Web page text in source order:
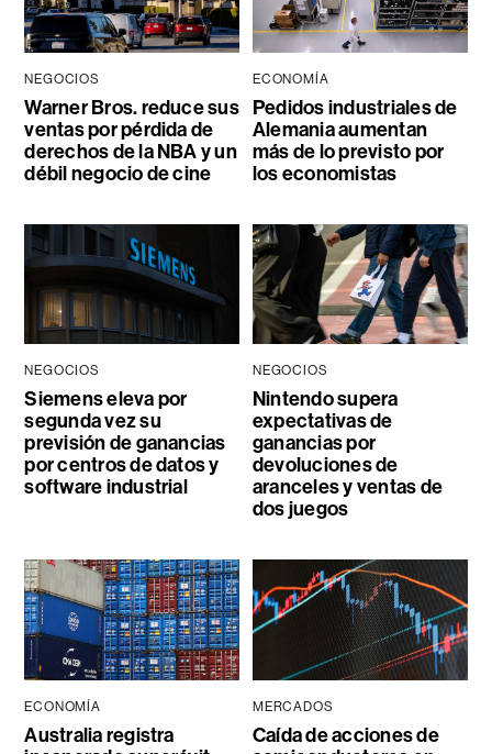
NEGOCIOS
Warner Bros. reduce sus
ventas por pérdida de
derechos de la NBA y un
débil negocio de cine
ECONOMÍA
Pedidos industriales de
Alemania aumentan
más de lo previsto por
los economistas
NEGOCIOS
Siemens eleva por
segunda vez su
previsión de ganancias
por centros de datos y
software industrial
NEGOCIOS
Nintendo supera
expectativas de
ganancias por
devoluciones de
aranceles y ventas de
dos juegos
ECONOMÍA
Australia registra
MERCADOS
Caída de acciones de